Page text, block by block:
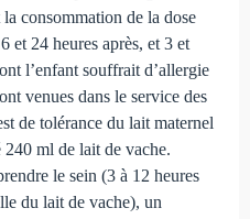
consommation de la dose
et 24 heures après, et 3 et
l’enfant souffrait d’allergie
venues dans le service des
de tolérance du lait maternel
ml de lait de vache.
le sein (3 à 12 heures
du lait de vache), un